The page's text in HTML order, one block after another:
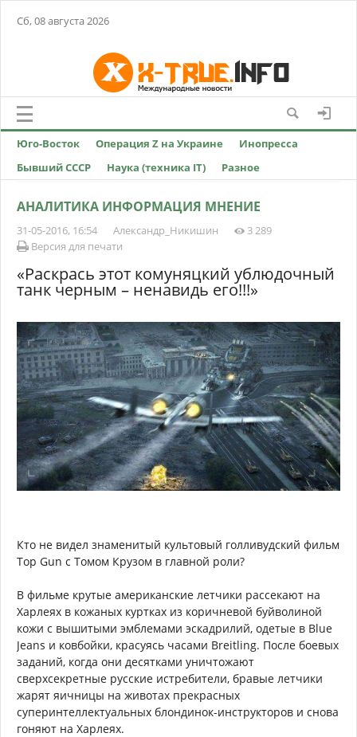
Сб, 08 августа 2026
Юго-Восток Операция Z на Украине
Инопресса
Бывший СССР
Наука (техника IT) Разное
АНАЛИТИКА ИНФОРМАЦИЯ МНЕНИЕ
31-05-2016, 16:54 Александр_Никишин
3 289
Версия для печати
«Раскрась этот комуняцкий ублюдочный
танк черным – ненавидь его!!!»
Кто не видел знаменитый культовый голливудский фильм
Top Gun с Томом Крузом в главной роли?
В фильме крутые американские летчики рассекают на
Харлеях в кожаных куртках из коричневой буйволиной
кожи с вышитыми эмблемами эскадрилий, одетые в Blue
Jeans и ковбойки, красуясь часами Breitling. После боевых
заданий, когда они десятками уничтожают
сверхсекретные русские истребители, бравые летчики
жарят яичницы на животах прекрасных
суперинтеллектуальных блондинок-инструкторов и снова
гоняют на Харлеях.